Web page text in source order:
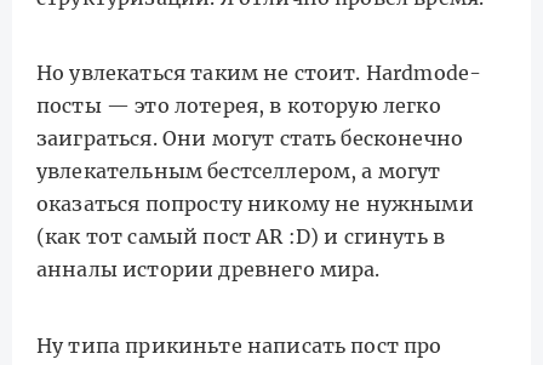
Но увлекаться таким не стоит. Hardmode-
посты — это лотерея, в которую легко
заиграться. Они могут стать бесконечно
увлекательным бестселлером, а могут
оказаться попросту никому не нужными
(как тот самый пост AR :D) и сгинуть в
анналы истории древнего мира.
Ну типа прикиньте написать пост про